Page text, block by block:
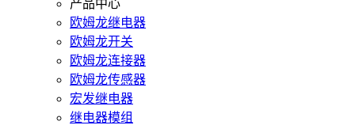
产品中心
欧姆龙继电器
欧姆龙开关
欧姆龙连接器
欧姆龙传感器
宏发继电器
继电器模组